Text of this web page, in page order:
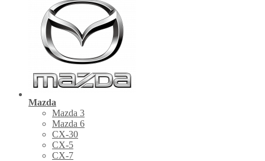
Mazda
Mazda 3
Mazda 6
CX-30
СХ-5
CX-7